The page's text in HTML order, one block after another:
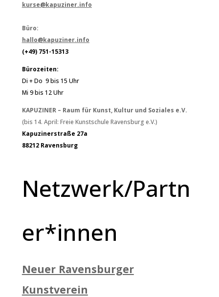
kurse@kapuziner.info
Büro:
hallo@kapuziner.info
(+49) 751-15313
Bürozeiten:
Di + Do 9 bis 15 Uhr
Mi 9 bis 12 Uhr
KAPUZINER – Raum für Kunst, Kultur und Soziales e.V.
(bis 14. April: Freie Kunstschule Ravensburg e.V.)
Kapuzinerstraße 27a
88212 Ravensburg
Netzwerk/Partn
er*innen
Neuer Ravensburger
Kunstverein